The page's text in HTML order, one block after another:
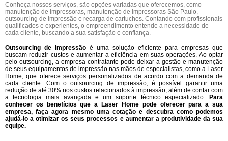
Conheça nossos serviços, são opções variadas que oferecemos, como
manutenção de impressoras, manutenção de impressoras São Paulo,
outsourcing de impressão e recarga de cartuchos. Contando com profissionais
qualificados e experientes, o empreendimento entende a necessidade de
cada cliente, buscando a sua satisfação e confiança.
Outsourcing de impressão é uma solução eficiente para empresas que
buscam reduzir custos e aumentar a eficiência em suas operações. Ao optar
pelo outsourcing, a empresa contratante pode deixar a gestão e manutenção
de seus equipamentos de impressão nas mãos de especialistas, como a Laser
Home, que oferece serviços personalizados de acordo com a demanda de
cada cliente. Com o outsourcing de impressão, é possível garantir uma
redução de até 30% nos custos relacionados à impressão, além de contar com
a tecnologia mais avançada e um suporte técnico especializado. Para
conhecer os benefícios que a Laser Home pode oferecer para a sua
empresa, faça agora mesmo uma cotação e descubra como podemos
ajudá-lo a otimizar os seus processos e aumentar a produtividade da sua
equipe.